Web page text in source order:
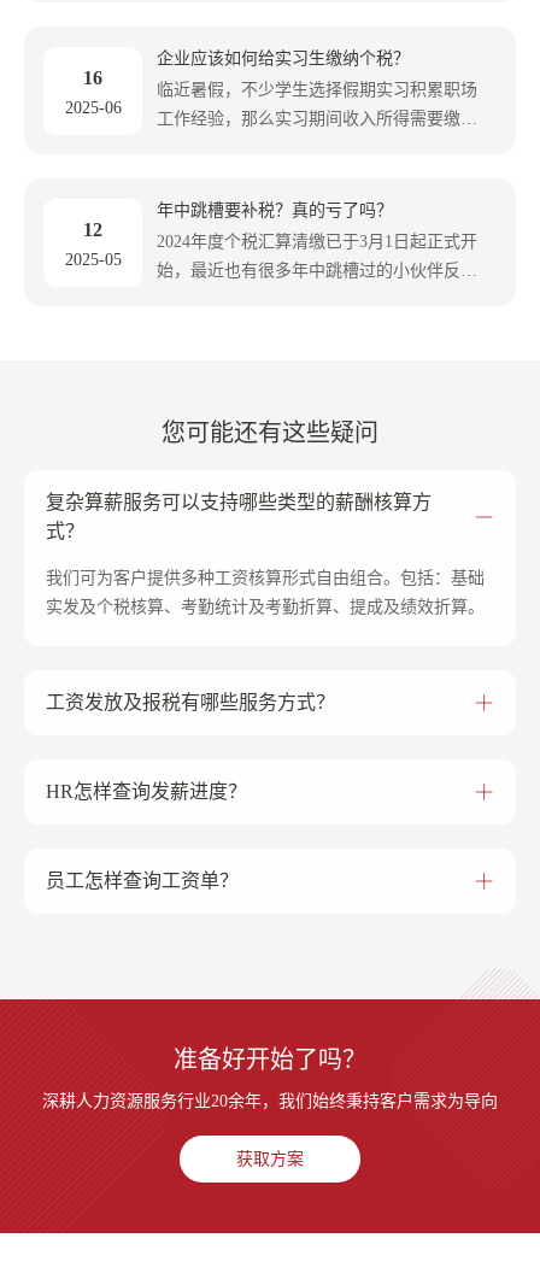
利息、住房租金、赡养老人和3岁以下婴幼
儿照护。 那么应该如何正确申报？又有哪些
需要注意的易错情形呢？一起来看。
16
2025-06
企业应该如何给实习生缴纳个税？
临近暑假，不少学生选择假期实习积累职场
工作经验，那么实习期间收入所得需要缴纳
12
2025-05
年中跳槽要补税？真的亏了吗？
2024年度个税汇算清缴已于3月1日起正式开
始，最近也有很多年中跳槽过的小伙伴反
您可能还有这些疑问
复杂算薪服务可以支持哪些类型的薪酬核算方
式？
我们可为客户提供多种工资核算形式自由组合。包括：基础
实发及个税核算、考勤统计及考勤折算、提成及绩效折算。
工资发放及报税有哪些服务方式？
HR怎样查询发薪进度？
员工怎样查询工资单？
准备好开始了吗？
深耕人力资源服务行业20余年，我们始终秉持客户需求为导向
获取方案